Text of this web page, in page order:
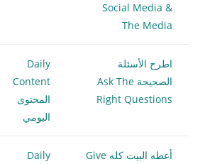
Social Media &
The Media
اطرح الأسئلة
الصحيحة Ask The
Right Questions
Daily
Content
المحتوى
اليومي
أعطه البيت كله Give
Daily